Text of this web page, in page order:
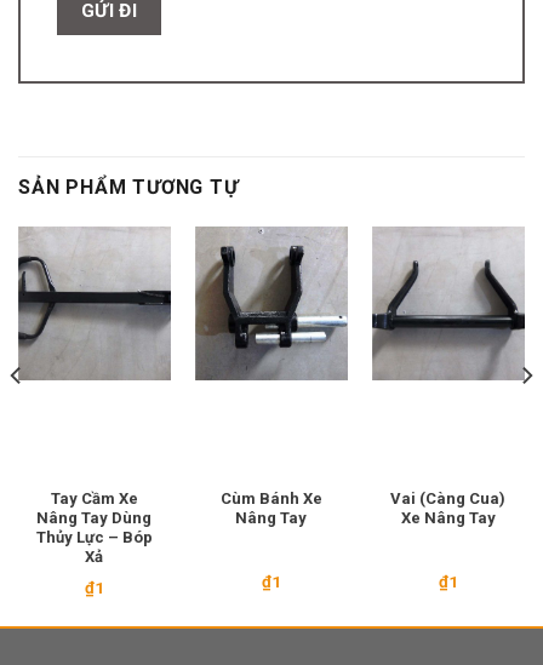
SẢN PHẨM TƯƠNG TỰ
Tay Cầm Xe
Nâng Tay Dùng
Thủy Lực – Bóp
Xả
₫1
Cùm Bánh Xe
Nâng Tay
₫1
Vai (Càng Cua)
Xe Nâng Tay
₫1